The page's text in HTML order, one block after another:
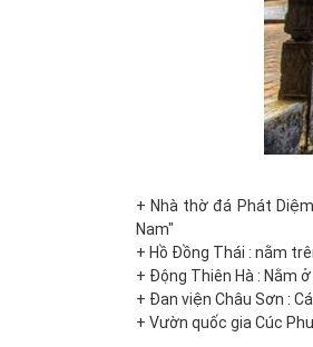
+ Nhà thờ đá Phát
Nam"
+ Hồ Đồng Thái : nằm
+ Động Thiên Hà : Nằm
+ Đan viện Châu Sơn :
+ Vườn quốc gia Cúc